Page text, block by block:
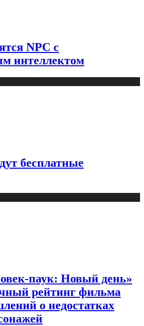
NPC с
интеллектом
бесплатные
паук: Новый день»
рейтинг фильма
о недостатках